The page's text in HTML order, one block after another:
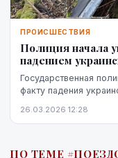
ПРОИСШЕСТВИЯ
Полиция начала
падением
Государственная
факту падения
26.03.2026 12:28
ПО ТЕМЕ